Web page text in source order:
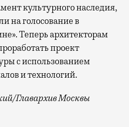
культурного наследия,
на голосование в
Теперь архитекторам
проект
с использованием
и технологий.
Главархив Москвы
«Активный гражданин»